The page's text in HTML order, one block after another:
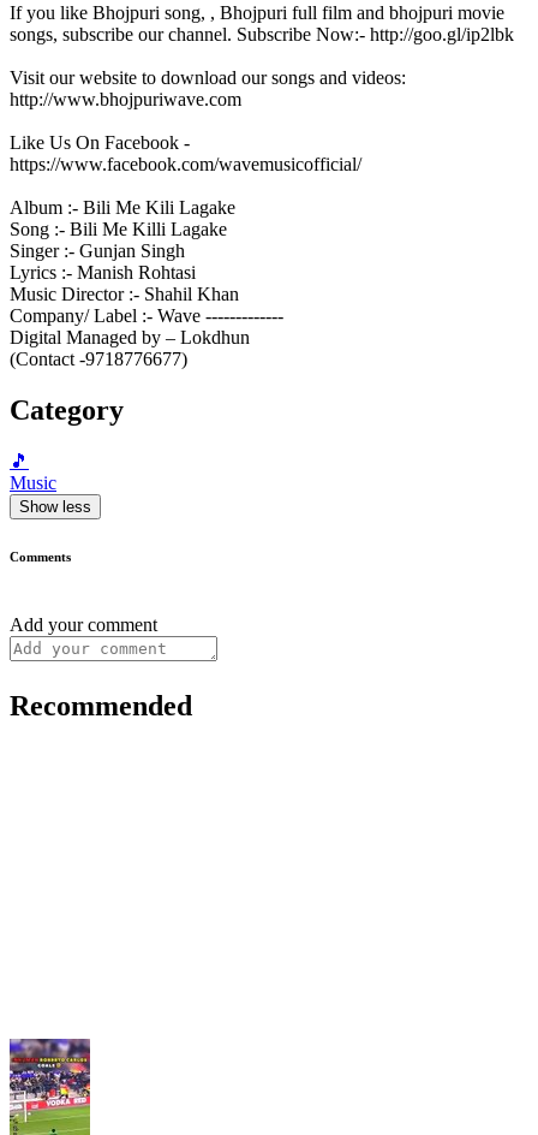
If you like Bhojpuri song, , Bhojpuri full film and bhojpuri movie
songs, subscribe our channel. Subscribe Now:- http://goo.gl/ip2lbk
Visit our website to download our songs and videos:
http://www.bhojpuriwave.com
Like Us On Facebook -
https://www.facebook.com/wavemusicofficial/
Album :- Bili Me Kili Lagake
Song :- Bili Me Killi Lagake
Singer :- Gunjan Singh
Lyrics :- Manish Rohtasi
Music Director :- Shahil Khan
Company/ Label :- Wave -------------
Digital Managed by – Lokdhun
(Contact -9718776677)
Category
🎵
Music
Show less
Comments
Add your comment
Recommended